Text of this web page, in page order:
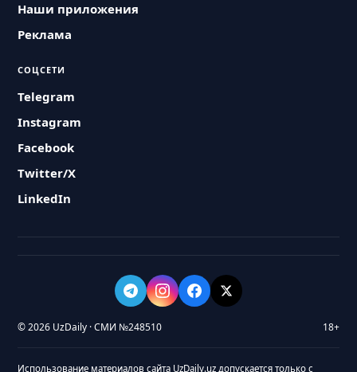
Наши приложения
Реклама
СОЦСЕТИ
Telegram
Instagram
Facebook
Twitter/X
LinkedIn
© 2026 UzDaily · СМИ №248510 18+
Использование материалов сайта UzDaily.uz допускается только с